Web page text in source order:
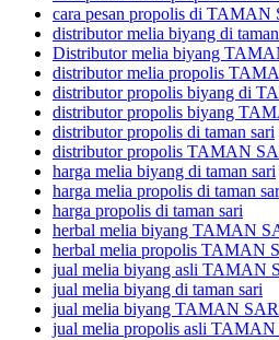
cara pesan propolis di TAMAN
distributor melia biyang di
Distributor melia biyang
distributor melia propolis
distributor propolis biyang di
distributor propolis biyang
distributor propolis di taman sari
distributor propolis TAMAN
harga melia biyang di taman sari
harga melia propolis di taman
harga propolis di taman sari
herbal melia biyang TAMAN
herbal melia propolis TAMAN
jual melia biyang asli TAMAN
jual melia biyang di taman sari
jual melia biyang TAMAN
jual melia propolis asli